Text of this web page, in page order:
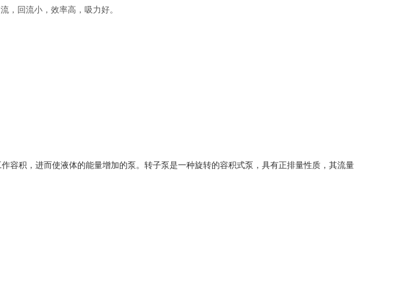
，回流小，效率高，吸力好。
容积，进而使液体的能量增加的泵。转子泵是一种旋转的容积式泵，具有正排量性质，其流量